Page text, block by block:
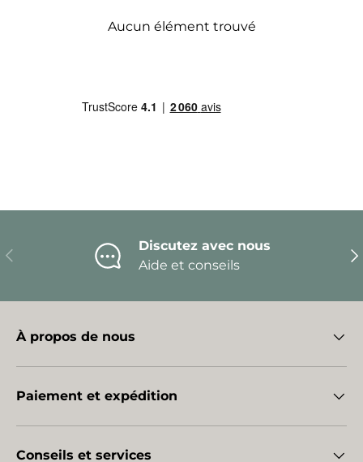
Aucun élément trouvé
Précédent
Discutez avec nous
Aide et conseils
À propos de nous
Paiement et expédition
Conseils et services